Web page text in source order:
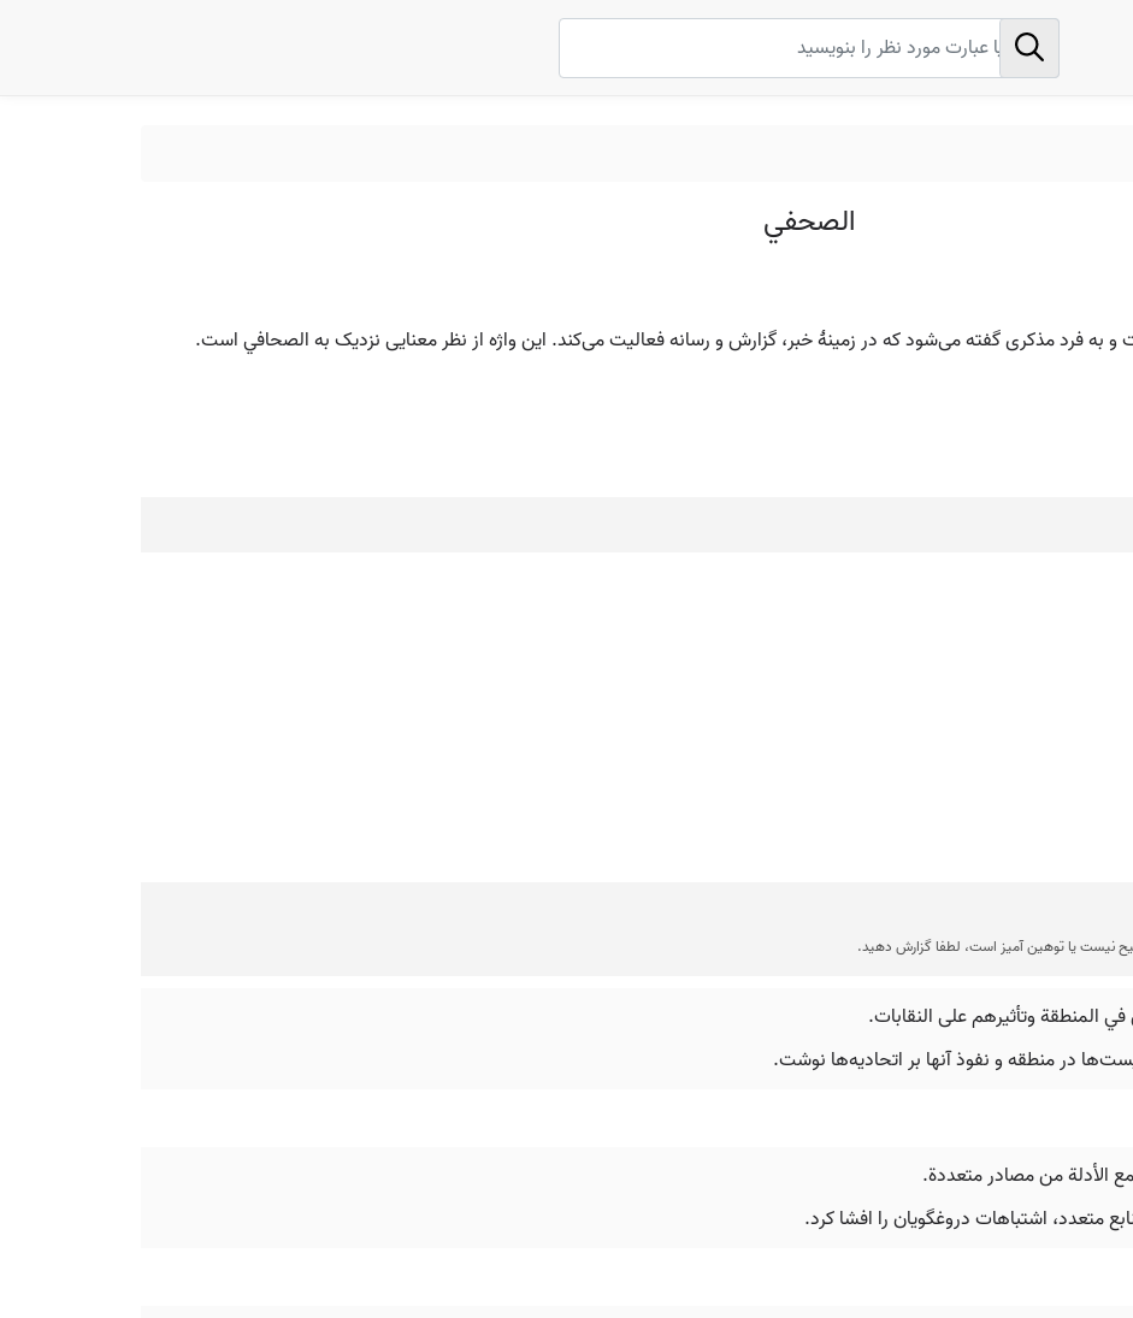
الصحفي
و به فرد مذکری گفته می‌شود که در زمینهٔ خبر، گزارش و رسانه فعالیت می‌کند. این واژه از نظر معنایی نزدیک به الصحافي است.
نیست یا توهین آمیز است، لطفا گزارش دهید.
المنطقة وتأثيرهم على النقابات.
در منطقه و نفوذ آنها بر اتحادیه‌ها نوشت.
الأدلة من مصادر متعددة.
متعدد، اشتباهات دروغگویان را افشا کرد.